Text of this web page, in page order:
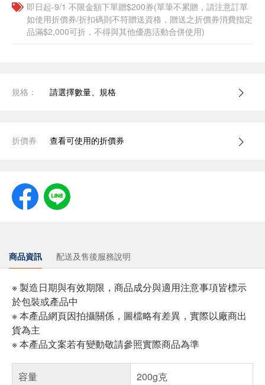
即日起-9/1 不限金額下單贈$200券(單筆不累贈，請注意訂單
如使用折價券/折扣碼則不符贈送資格，贈送之折價券消費指定
品滿$2,000可折，不得與其他優惠活動合併使用)
規格： 請選擇數量、規格
折價券 查看可使用的折價券
商品資訊 配送及售後服務說明
※ 製造日期與有效期限，商品成分與適用注意事項皆標示
於包裝或產品中
※ 本產品網頁因拍攝關係，圖檔略有差異，實際以廠商出
貨為主
※ 本產品文案若有變動敬請參照實際商品為準
容量
200g克